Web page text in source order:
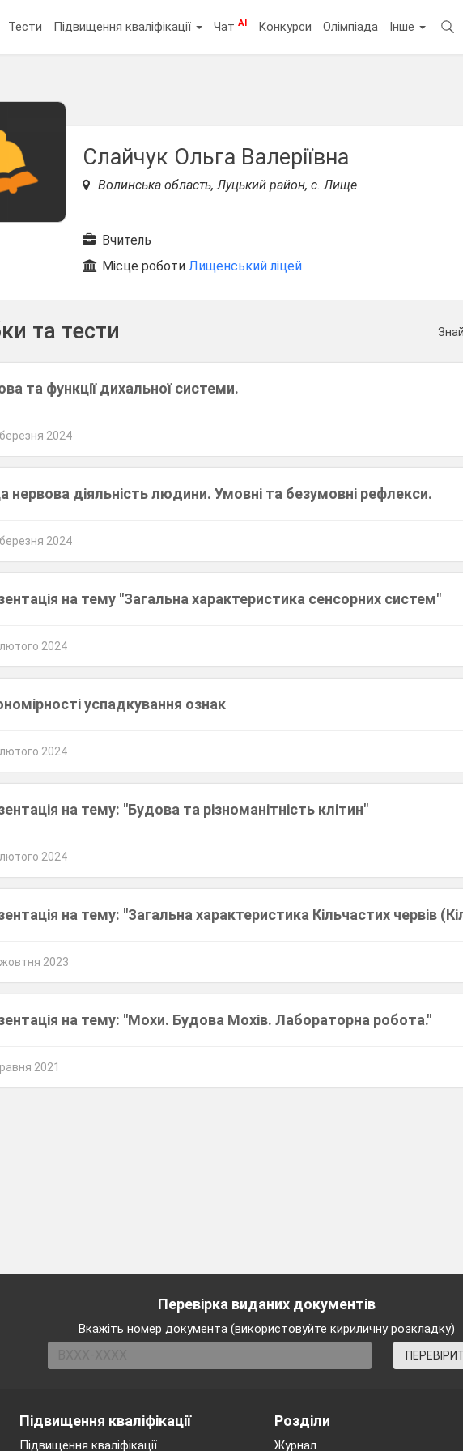
Тести Підвищення кваліфікації ЧатAI Конкурси Олімпіада Інше
Слайчук Ольга Валеріївна
Волинська область, Луцький район, с. Лище
Вчитель
Місце роботиЛищенський ліцей
та тести
та функції дихальної системи.
2024
нервова діяльність людини. Умовні та безумовні рефлекси.
2024
на тему "Загальна характеристика сенсорних систем"
2024
успадкування ознак
2024
на тему: "Будова та різноманітність клітин"
2024
на тему: "Загальна характеристика Кільчастих червів
2023
на тему: "Мохи. Будова Мохів. Лабораторна робота."
2021
Перевірка виданих документів
Вкажіть номер документа (використовуйте кириличну розкладку)
Підвищення кваліфікації
Підвищення кваліфікації
Розділи
Журнал